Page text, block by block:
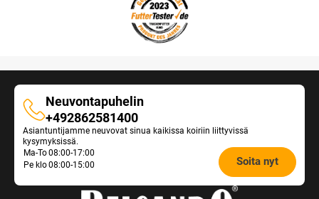
Neuvontapuhelin
Neuvontapuhelin
+492862581400
Asiantuntijamme neuvovat sinua kaikissa koiriin liittyvissä
kysymyksissä.
Opening
Ma-To08:00-17:00
Pe klo08:00-15:00 Soita nyt